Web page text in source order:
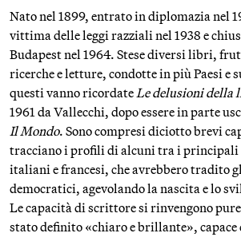
Nato nel 1899, entrato in diplomazia nel
vittima delle leggi razziali nel 1938 e
Budapest nel 1964. Stese diversi libri,
ricerche e letture, condotte in più Paesi e
questi vanno ricordateLe delusioni della
1961 da Vallecchi, dopo essere in parte
Il Mondo. Sono compresi diciotto brevi
tracciano i profili di alcuni tra i
italiani e francesi, che avrebbero tradito
democratici, agevolando la nascita e lo
Le capacità di scrittore si rinvengono
stato definito «chiaro e brillante»,